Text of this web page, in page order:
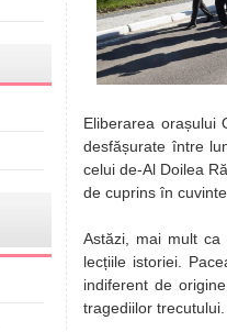
Eliberarea
desfășurate între
celui de-Al Doilea
de cuprins în
Astăzi, mai mult
lecțiile istoriei.
indiferent de
tragediilor trecutului.